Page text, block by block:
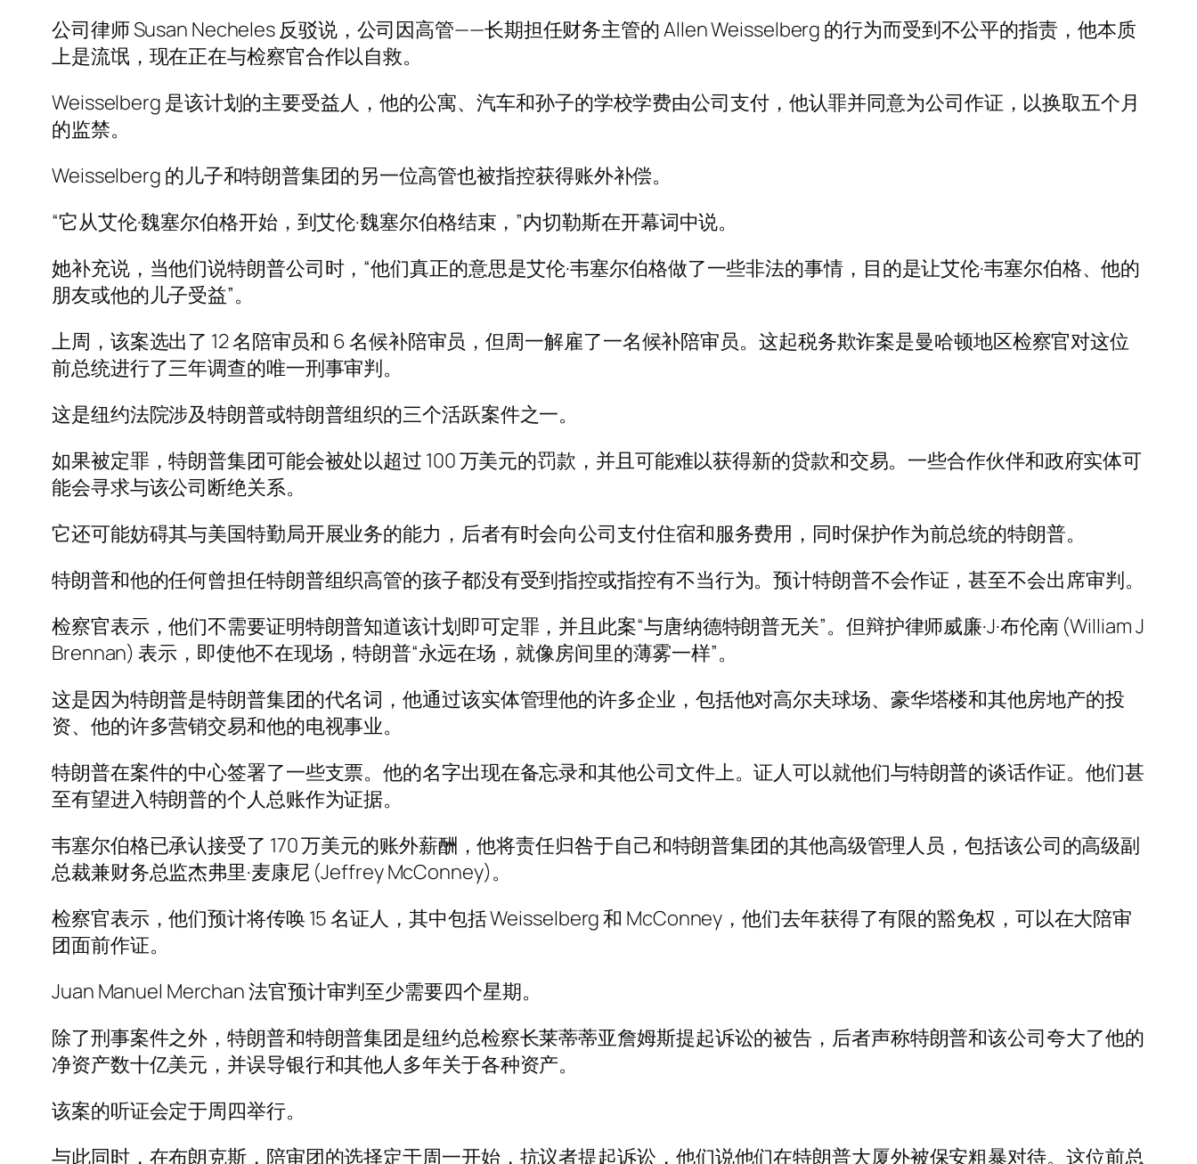
公司律师 Susan Necheles 反驳说，公司因高管——长期担任财务主管的 Allen Weisselberg 的行为而受到不公平的指责，他本质
上是流氓，现在正在与检察官合作以自救。
Weisselberg 是该计划的主要受益人，他的公寓、汽车和孙子的学校学费由公司支付，他认罪并同意为公司作证，以换取五个月
的监禁。
Weisselberg 的儿子和特朗普集团的另一位高管也被指控获得账外补偿。
“它从艾伦·魏塞尔伯格开始，到艾伦·魏塞尔伯格结束，”内切勒斯在开幕词中说。
她补充说，当他们说特朗普公司时，“他们真正的意思是艾伦·韦塞尔伯格做了一些非法的事情，目的是让艾伦·韦塞尔伯格、他的
朋友或他的儿子受益”。
上周，该案选出了 12 名陪审员和 6 名候补陪审员，但周一解雇了一名候补陪审员。这起税务欺诈案是曼哈顿地区检察官对这位
前总统进行了三年调查的唯一刑事审判。
这是纽约法院涉及特朗普或特朗普组织的三个活跃案件之一。
如果被定罪，特朗普集团可能会被处以超过 100 万美元的罚款，并且可能难以获得新的贷款和交易。一些合作伙伴和政府实体可
能会寻求与该公司断绝关系。
它还可能妨碍其与美国特勤局开展业务的能力，后者有时会向公司支付住宿和服务费用，同时保护作为前总统的特朗普。
特朗普和他的任何曾担任特朗普组织高管的孩子都没有受到指控或指控有不当行为。预计特朗普不会作证，甚至不会出席审判。
检察官表示，他们不需要证明特朗普知道该计划即可定罪，并且此案“与唐纳德特朗普无关”。但辩护律师威廉·J·布伦南 (William J
Brennan) 表示，即使他不在现场，特朗普“永远在场，就像房间里的薄雾一样”。
这是因为特朗普是特朗普集团的代名词，他通过该实体管理他的许多企业，包括他对高尔夫球场、豪华塔楼和其他房地产的投
资、他的许多营销交易和他的电视事业。
特朗普在案件的中心签署了一些支票。他的名字出现在备忘录和其他公司文件上。证人可以就他们与特朗普的谈话作证。他们甚
至有望进入特朗普的个人总账作为证据。
韦塞尔伯格已承认接受了 170 万美元的账外薪酬，他将责任归咎于自己和特朗普集团的其他高级管理人员，包括该公司的高级副
总裁兼财务总监杰弗里·麦康尼 (Jeffrey McConney)。
检察官表示，他们预计将传唤 15 名证人，其中包括 Weisselberg 和 McConney，他们去年获得了有限的豁免权，可以在大陪审
团面前作证。
Juan Manuel Merchan 法官预计审判至少需要四个星期。
除了刑事案件之外，特朗普和特朗普集团是纽约总检察长莱蒂蒂亚詹姆斯提起诉讼的被告，后者声称特朗普和该公司夸大了他的
净资产数十亿美元，并误导银行和其他人多年关于各种资产。
该案的听证会定于周四举行。
与此同时，在布朗克斯，陪审团的选择定于周一开始，抗议者提起诉讼，他们说他们在特朗普大厦外被保安粗暴对待。这位前总